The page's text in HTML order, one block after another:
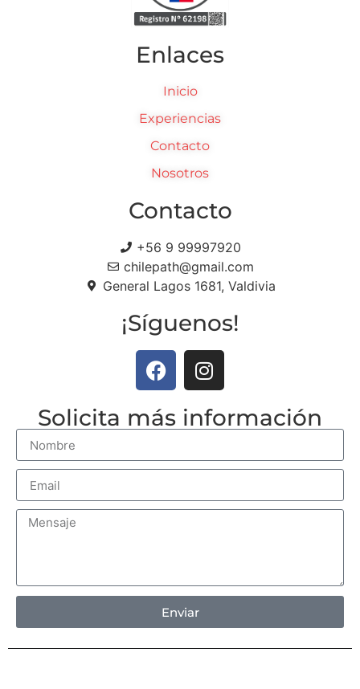
Enlaces
Inicio
Experiencias
Contacto
Nosotros
Contacto
+56 9 99997920
chilepath@gmail.com
General Lagos 1681, Valdivia
¡Síguenos!
Solicita más información
Enviar